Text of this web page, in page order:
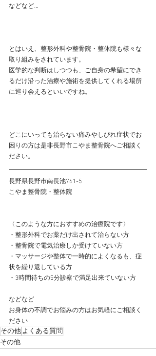
などなど…
とはいえ、整形外科や整骨院・整体院も様々な
取り組みをされています。
医学的な判断はしつつも、ご自身の希望にでき
るだけ沿った治療や施術を提供してくれる場所
に巡り会えるといいですね。
どこにいっても治らない痛みやしびれ症状でお
困りの方は是非長野市こやま整骨院へご相談く
ださい。
長野県長野市南長池761-5
こやま整骨院・整体院
〈このような方におすすめの治療院です〉
・整形外科でお薬だけ出されて治らない方
・整骨院で電気治療しか受けていない方
・マッサージや整体で一時的によくなるも、症
状を繰り返している方
・3時間待ちの5分診察で満足出来ていない方
などなど
お身体の不調でお悩みの方はお気軽にご相談く
ださい
その他よくある質問
その他